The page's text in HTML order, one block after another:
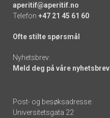
aperitif@aperitif.no
Telefon +47 21 45 61 60
Ofte stilte spørsmål
Nyhetsbrev:
Meld deg på våre nyhetsbrev
Post- og besøksadresse:
Universitetsgata 22